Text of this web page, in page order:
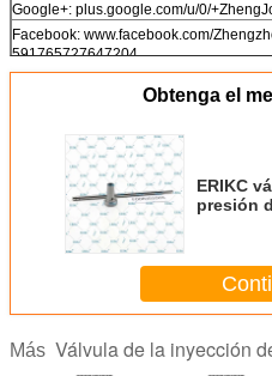
Google+: plus.google.com/u/0/
Facebook: www.facebook.com/
591765727647204
Dirección: No.129 Changjiang Rd,
Obtenga el
ERIKC
presión
FOOR
diésel
Más Válvula de la inyección